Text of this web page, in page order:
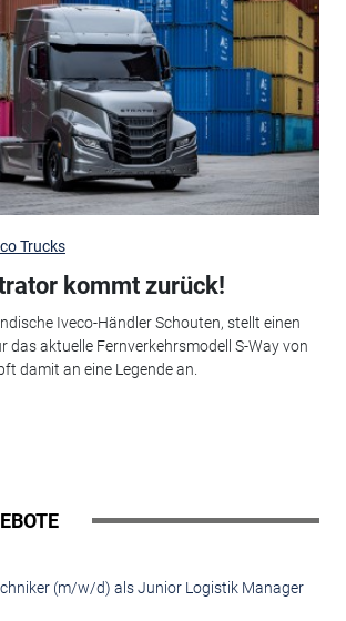
Trucks
kommt zurück!
Iveco-Händler Schouten, stellt einen
das aktuelle Fernverkehrsmodell S-Way von
damit an eine Legende an.